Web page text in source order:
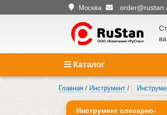
Москва
Каталог
Главная / Инструмент /
Инструмент слесарно-